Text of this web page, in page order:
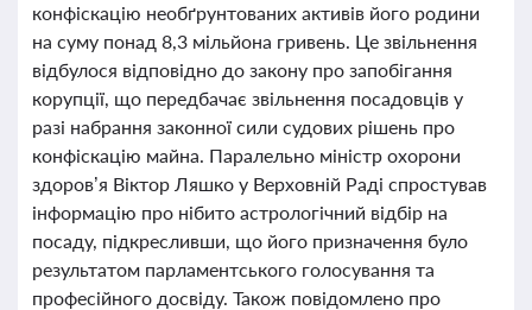
конфіскацію необґрунтованих активів його родини
на суму понад 8,3 мільйона гривень. Це звільнення
відбулося відповідно до закону про запобігання
корупції, що передбачає звільнення посадовців у
разі набрання законної сили судових рішень про
конфіскацію майна. Паралельно міністр охорони
здоров’я Віктор Ляшко у Верховній Раді спростував
інформацію про нібито астрологічний відбір на
посаду, підкресливши, що його призначення було
результатом парламентського голосування та
професійного досвіду. Також повідомлено про